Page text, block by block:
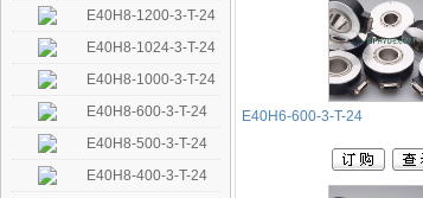
E40H8-1200-3-T-24
E40H8-1024-3-T-24
E40H8-1000-3-T-24
E40H8-600-3-T-24
E40H8-500-3-T-24
E40H8-400-3-T-24
E40H6-600-3-T-24